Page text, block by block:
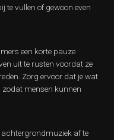
te vullen of gewoon even
een korte pauze
uit te rusten voordat ze
Zorg ervoor dat je wat
mensen kunnen
af te